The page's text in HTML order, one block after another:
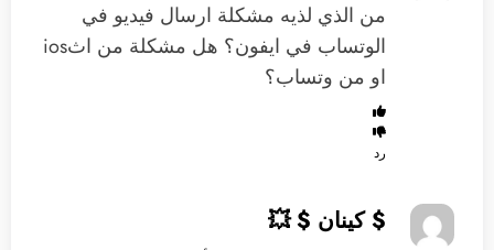
من الذي لذيه مشكلة ارسال فيديو في
الوتساب في ايفون؟ هل مشكلة من اثios
او من وتساب؟
رد
$ كينان $ 💥